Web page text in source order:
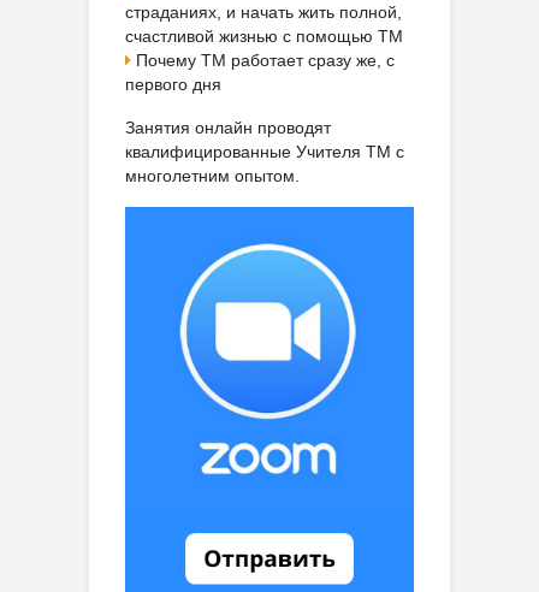
страданиях, и начать жить полной,
счастливой жизнью с помощью ТМ
Почему ТМ работает сразу же, с
первого дня
Занятия онлайн проводят
квалифицированные Учителя ТМ с
многолетним опытом.